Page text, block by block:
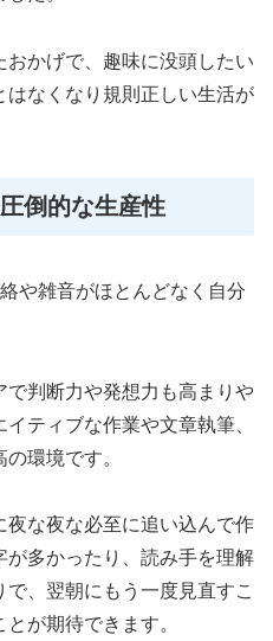
かげで、趣味に没頭したい
なくなり規則正しい生活が
倒的な生産性
や雑音がほとんどなく自分
で判断力や発想力も高まりや
ティブな作業や文章執筆、
環境です。
夜な夜な必至に追い込んで作
が多かったり、読み手を理解
、翌朝にもう一度見直すこ
が期待できます。